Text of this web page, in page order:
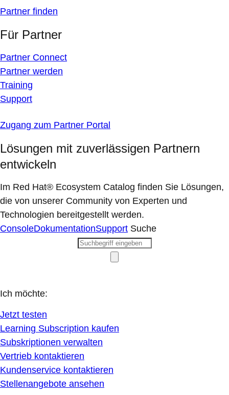
Partner finden
Für Partner
Partner Connect
Partner werden
Training
Support
Zugang zum Partner Portal
Lösungen mit zuverlässigen Partnern
entwickeln
Im Red Hat® Ecosystem Catalog finden Sie Lösungen,
die von unserer Community von Experten und
Technologien bereitgestellt werden.
ConsoleDokumentationSupport Suche
Ich möchte:
Jetzt testen
Learning Subscription kaufen
Subskriptionen verwalten
Vertrieb kontaktieren
Kundenservice kontaktieren
Stellenangebote ansehen